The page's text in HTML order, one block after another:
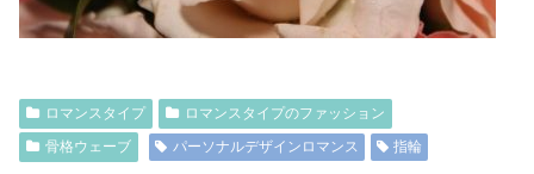
ロマンスタイプ
ロマンスタイプのファッション
骨格ウェーブ
パーソナルデザインロマンス 指輪